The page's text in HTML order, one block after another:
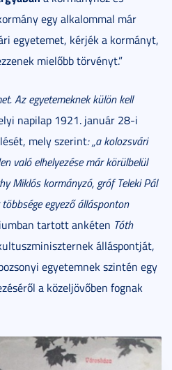
egy alkalommal már
egyetemet, kérjék a kormányt,
mielőbb törvényt.”
Az egyetemeknek külön kell
napilap 1921. január 28-i
mely szerint: „a kolozsvári
való elhelyezése már körülbelül
Miklós kormányzó, gróf Teleki Pál
egyező állásponton
tartott ankéten Tóth
álláspontját,
egyetemnek szintén egy
a közeljövőben fognak